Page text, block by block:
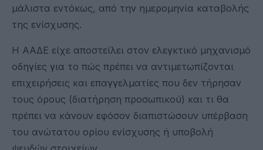
μάλιστα εντόκως, από την ημερομηνία καταβολής
της ενίσχυσης.
Η ΑΑΔΕ είχε αποστείλει στον ελεγκτικό μηχανισμό
οδηγίες για το πώς πρέπει να αντιμετωπίζονται
επιχειρήσεις και επαγγελματίες που δεν τήρησαν
τους όρους (διατήρηση προσωπικού) και τι θα
πρέπει να κάνουν εφόσον διαπιστώσουν υπέρβαση
του ανώτατου ορίου ενίσχυσης ή υποβολή